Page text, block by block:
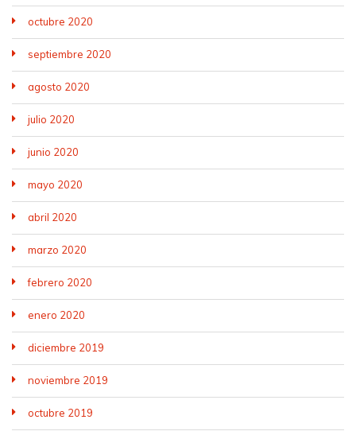
octubre 2020
septiembre 2020
agosto 2020
julio 2020
junio 2020
mayo 2020
abril 2020
marzo 2020
febrero 2020
enero 2020
diciembre 2019
noviembre 2019
octubre 2019